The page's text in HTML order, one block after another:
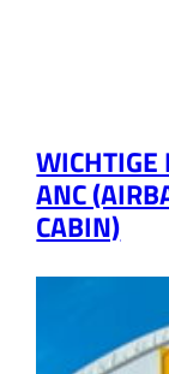
ANC
CABIN)